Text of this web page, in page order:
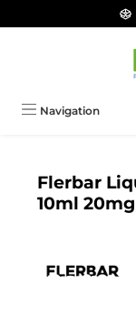
Zum Hauptinhalt
Navigation
Flerbar
10ml 20mg